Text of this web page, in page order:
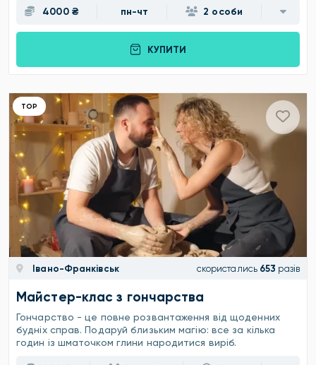
4000 ₴ пн-чт 2 особи
КУПИТИ
ТОР
Івано-Франківськ скористались 653 разів
Майстер-клас з гончарства
Гончарство - це повне розвантаження від щоденних
будніх справ. Подаруй близьким магію: все за кілька
годин із шматочком глини народитися виріб.